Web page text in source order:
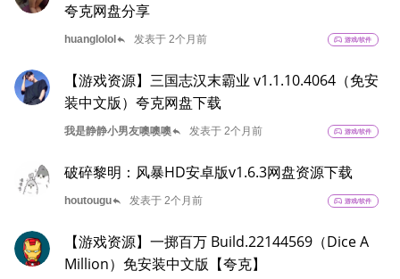
夸克网盘分享
huanglolol reply 发表于 2个月前 sports_esports 游戏/软件
【游戏资源】三国志汉末霸业 v1.1.10.4064（免安
装中文版）夸克网盘下载
我是静静小男友噢噢噢reply 发表于 2个月前 sports_esports 游戏/软件
破碎黎明：风暴HD安卓版v1.6.3网盘资源下载
houtougureply 发表于 2个月前 sports_esports 游戏/软件
【游戏资源】一掷百万 Build.22144569（Dice A
Million）免安装中文版【夸克】